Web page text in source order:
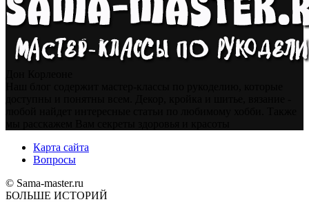
Карта сайта
Вопросы
© Sama-master.ru
БОЛЬШЕ ИСТОРИЙ